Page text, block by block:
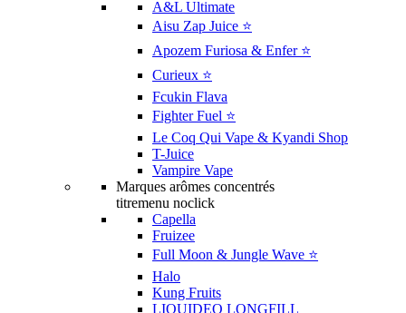
A&L Ultimate
Aisu Zap Juice ⭐️
Apozem Furiosa & Enfer ⭐️
Curieux ⭐️
Fcukin Flava
Fighter Fuel ⭐️
Le Coq Qui Vape & Kyandi Shop
T-Juice
Vampire Vape
Marques arômes concentrés
titremenu noclick
Capella
Fruizee
Full Moon & Jungle Wave ⭐️
Halo
Kung Fruits
LIQUIDEO LONGFILL